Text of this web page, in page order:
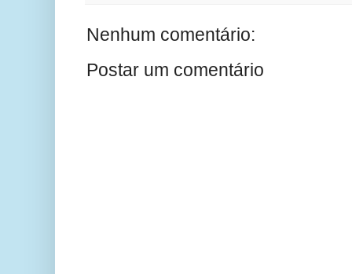
Nenhum comentário:
Postar um comentário